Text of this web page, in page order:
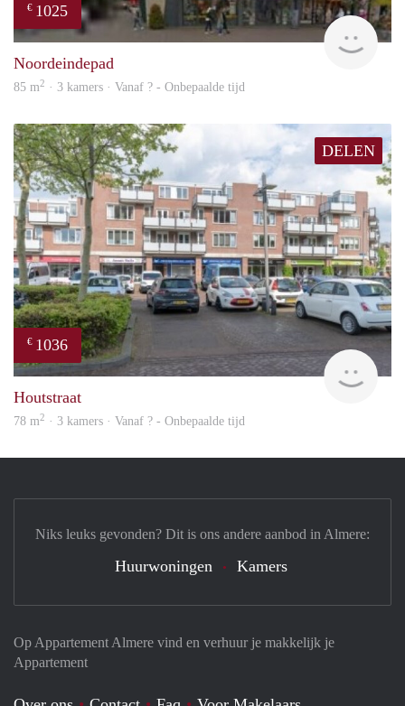
€ 1025
rent
Noordeindepad
85 m2 · 3 kamers · Vanaf ? - Onbepaalde tijd
DELEN
€ 1036
Houtstraat
78 m2 · 3 kamers · Vanaf ? - Onbepaalde tijd
Op Appartement Almere vind en verhuur je makkelijk je
Appartement
Niks leuks gevonden? Dit is ons andere aanbod in Almere:
Huurwoningen Kamers